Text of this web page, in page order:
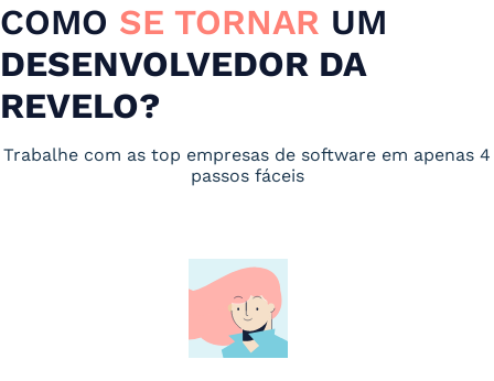
COMO SE TORNAR UM
DESENVOLVEDOR DA
REVELO?
Trabalhe com as top empresas de software em apenas 4
passos fáceis